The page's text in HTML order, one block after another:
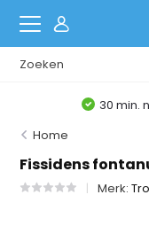
30 min.
Home
Fissidens
Merk: